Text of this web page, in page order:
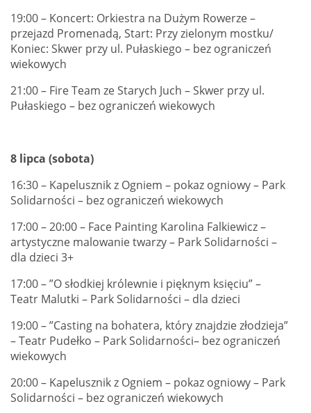
19:00 – Koncert: Orkiestra na Dużym Rowerze –
przejazd Promenadą, Start: Przy zielonym mostku/
Koniec: Skwer przy ul. Pułaskiego – bez ograniczeń
wiekowych
21:00 – Fire Team ze Starych Juch – Skwer przy ul.
Pułaskiego – bez ograniczeń wiekowych
8 lipca (sobota)
16:30 – Kapelusznik z Ogniem – pokaz ogniowy – Park
Solidarności – bez ograniczeń wiekowych
17:00 – 20:00 – Face Painting Karolina Falkiewicz –
artystyczne malowanie twarzy – Park Solidarności –
dla dzieci 3+
17:00 – ”O słodkiej królewnie i pięknym księciu” –
Teatr Malutki – Park Solidarności – dla dzieci
19:00 – ”Casting na bohatera, który znajdzie złodzieja”
– Teatr Pudełko – Park Solidarności– bez ograniczeń
wiekowych
20:00 – Kapelusznik z Ogniem – pokaz ogniowy – Park
Solidarności – bez ograniczeń wiekowych